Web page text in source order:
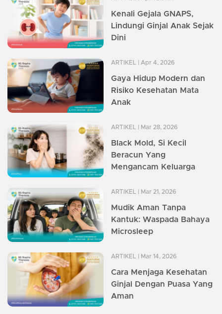
Kenali Gejala GNAPS,
Lindungi Ginjal Anak Sejak
Dini
ARTIKEL | Apr 4, 2026
Gaya Hidup Modern dan
Risiko Kesehatan Mata
Anak
ARTIKEL | Mar 28, 2026
Black Mold, Si Kecil
Beracun Yang
Mengancam Keluarga
ARTIKEL | Mar 21, 2026
Mudik Aman Tanpa
Kantuk: Waspada Bahaya
Microsleep
ARTIKEL | Mar 14, 2026
Cara Menjaga Kesehatan
Ginjal Dengan Puasa Yang
Aman